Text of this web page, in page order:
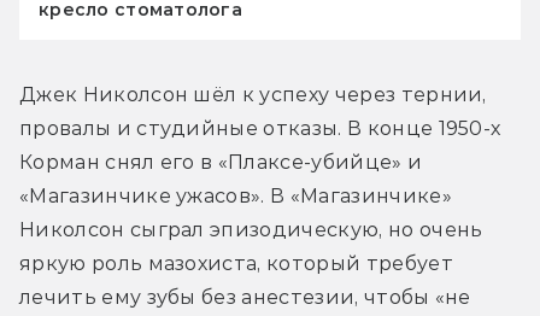
кресло стоматолога
Джек Николсон шёл к успеху через тернии,
провалы и студийные отказы. В конце 1950-х
Корман снял его в «Плаксе-убийце» и
«Магазинчике ужасов». В «Магазинчике»
Николсон сыграл эпизодическую, но очень
яркую роль мазохиста, который требует
лечить ему зубы без анестезии, чтобы «не